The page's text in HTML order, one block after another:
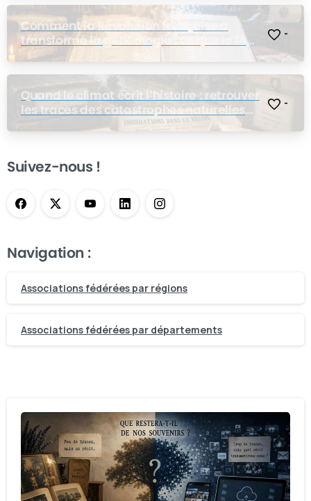
Comment la Révolution française a
transformé la généalogie : ce que le 14
juillet a changé pour nos ancêtres
-
Quand le climat écrit l’histoire : retrouver
les traces des catastrophes naturelles
dans les archives de nos ancêtres
-
Suivez-nous !
Navigation :
Associations fédérées par régions
Associations fédérées par départements